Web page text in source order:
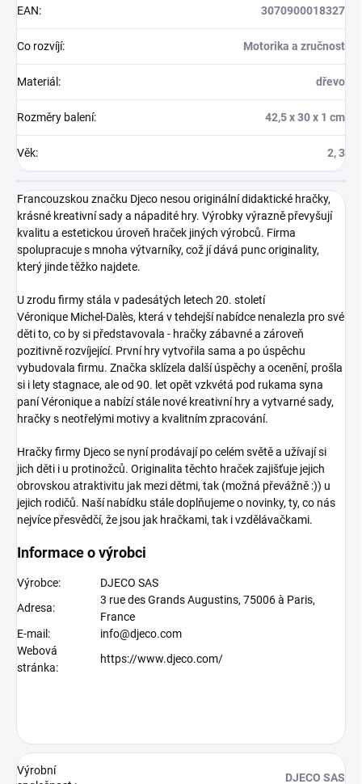
EAN: 3070900018327
Co rozvíjí: Motorika a zručnost
Materiál : dřevo
Rozměry balení: 42,5 x 30 x 1 cm
Věk: 2, 3
Francouzskou značku Djeco nesou originální didaktické hračky,
krásné kreativní sady a nápadité hry. Výrobky výrazně převyšují
kvalitu a estetickou úroveň hraček jiných výrobců. Firma
spolupracuje s mnoha výtvarníky, což jí dává punc originality,
který jinde těžko najdete.
U zrodu firmy stála v padesátých letech 20. století
Véronique Michel-Dalès, která v tehdejší nabídce nenalezla pro své
děti to, co by si představovala - hračky zábavné a zároveň
pozitivně rozvíjející. První hry vytvořila sama a po úspěchu
vybudovala firmu. Značka sklízela další úspěchy a ocenění, prošla
si i lety stagnace, ale od 90. let opět vzkvétá pod rukama syna
paní Véronique a nabízí stále nové kreativní hry a vytvarné sady,
hračky s neotřelými motivy a kvalitním zpracování.
Hračky firmy Djecose nyní prodávají po celém světě a užívají si
jich děti i u protinožců. Originalita těchto hraček zajišťuje jejich
obrovskou atraktivitu jak mezi dětmi, tak (možná převážně :)) u
jejich rodičů. Naší nabídku stále doplňujeme o novinky, ty, co nás
nejvíce přesvědčí, že jsou jak hračkami, tak i vzdělávačkami.
Informace o výrobci
Výrobce:
DJECO SAS
Adresa:
3 rue des Grands Augustins, 75006 à Paris,
France
E-mail:
info@djeco.com
Webová
stránka:
https://www.djeco.com/
Výrobní
DJECO SAS